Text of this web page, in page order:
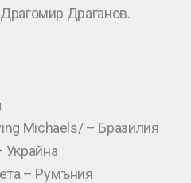
Драганов.
Michaels/ – Бразилия
Украйна
– Румъния